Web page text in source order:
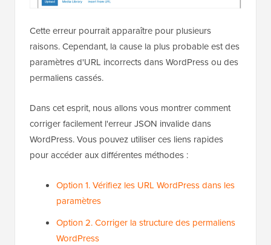
Cette erreur pourrait apparaître pour plusieurs
raisons. Cependant, la cause la plus probable est des
paramètres d'URL incorrects dans WordPress ou des
permaliens cassés.
Dans cet esprit, nous allons vous montrer comment
corriger facilement l'erreur JSON invalide dans
WordPress. Vous pouvez utiliser ces liens rapides
pour accéder aux différentes méthodes :
Option 1. Vérifiez les URL WordPress dans les
paramètres
Option 2. Corriger la structure des permaliens
WordPress